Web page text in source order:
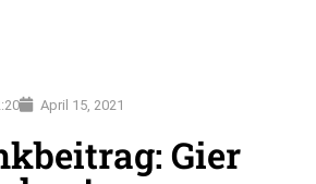
April 15, 2021
Gier